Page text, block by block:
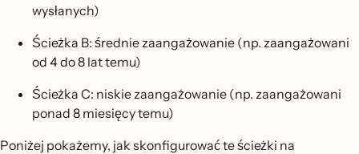
wysłanych)
Ścieżka B: średnie zaangażowanie (np. zaangażowani
od 4 do 8 lat temu)
Ścieżka C: niskie zaangażowanie (np. zaangażowani
ponad 8 miesięcy temu)
Poniżej pokażemy, jak skonfigurować te ścieżki na